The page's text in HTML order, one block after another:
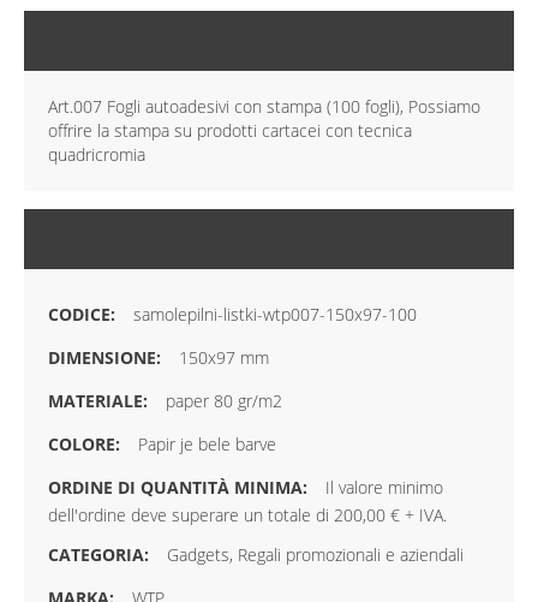
Art.007 Fogli autoadesivi con stampa (100 fogli), Possiamo
offrire la stampa su prodotti cartacei con tecnica
quadricromia
samolepilni-listki-wtp007-150x97-100
150x97 mm
paper 80 gr/m2
Papir je bele barve
Il valore minimo
dell'ordine deve superare un totale di 200,00 € + IVA.
Gadgets, Regali promozionali e aziendali